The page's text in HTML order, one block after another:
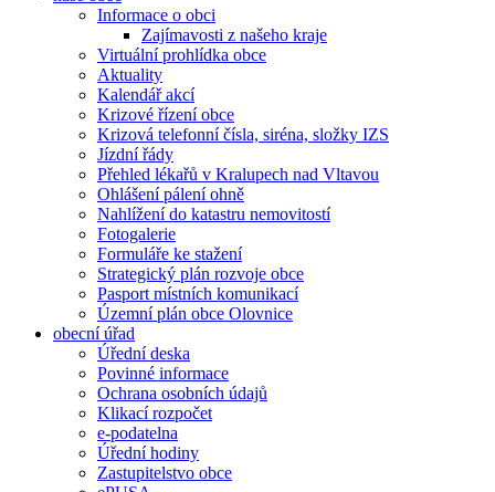
Informace o obci
Zajímavosti z našeho kraje
Virtuální prohlídka obce
Aktuality
Kalendář akcí
Krizové řízení obce
Krizová telefonní čísla, siréna, složky IZS
Jízdní řády
Přehled lékařů v Kralupech nad Vltavou
Ohlášení pálení ohně
Nahlížení do katastru nemovitostí
Fotogalerie
Formuláře ke stažení
Strategický plán rozvoje obce
Pasport místních komunikací
Územní plán obce Olovnice
obecní úřad
Úřední deska
Povinné informace
Ochrana osobních údajů
Klikací rozpočet
e-podatelna
Úřední hodiny
Zastupitelstvo obce